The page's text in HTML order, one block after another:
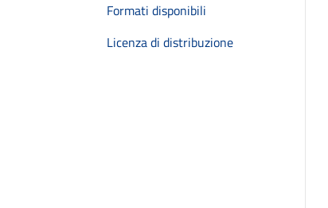
Formati disponibili
Licenza di distribuzione